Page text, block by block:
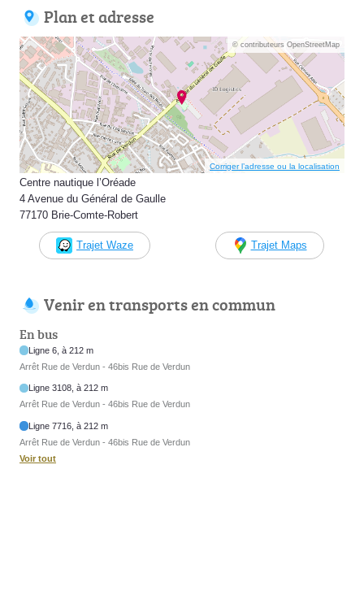
Plan et adresse
© contributeurs OpenStreetMap
Corriger l’adresse ou la localisation
Centre nautique l’Oréade
4 Avenue du Général de Gaulle
77170 Brie-Comte-Robert
Trajet Waze Trajet Maps
Venir en transports en commun
En bus
Ligne 6, à 212 m
Arrêt Rue de Verdun - 46bis Rue de Verdun
Ligne 3108, à 212 m
Arrêt Rue de Verdun - 46bis Rue de Verdun
Ligne 7716, à 212 m
Arrêt Rue de Verdun - 46bis Rue de Verdun
Voir tout